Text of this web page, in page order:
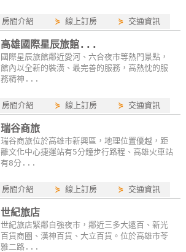
房間介紹 ⋟線上訂房 ⋟ 交通資訊
高雄國際星辰旅館...
國際星辰旅館鄰近愛河、六合夜市等熱門景點，
館內以全新的裝潢、最完善的服務，高熱忱的服
務精神...
房間介紹 ⋟線上訂房 ⋟ 交通資訊
瑞谷商旅
瑞谷商旅位於高雄市新興區，地理位置優越，距
離文化中心捷運站有5分鐘步行路程、高雄火車站
有8分...
房間介紹 ⋟線上訂房 ⋟ 交通資訊
世紀旅店
世紀旅店緊鄰自強夜市，鄰近三多大遠百、新光
百貨商圈、漢神百貨、大立百貨。位於高雄市苓
雅二路...